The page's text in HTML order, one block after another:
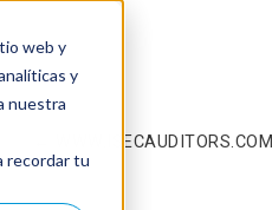
web y
y
nuestra
recordar tu
← WWW.ISECAUDITORS.COM